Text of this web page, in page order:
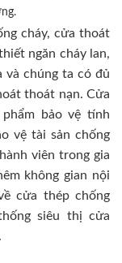
cháy, cửa thoát
ngăn cháy lan,
và chúng ta có đủ
thoát nạn. Cửa
bảo vệ tính
vệ tài sản chống
viên trong gia
không gian nội
cửa thép chống
siêu thị cửa